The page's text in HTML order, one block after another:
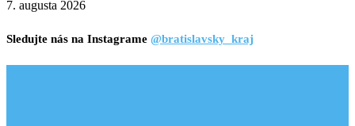
7. augusta 2026
Sledujte nás na Instagrame @bratislavsky_kraj